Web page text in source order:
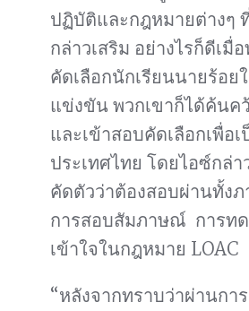
ปฏิบัติและกฎหมายต่างๆ
กล่าวเสริม อย่างไรก็ดีเมื่
คัดเลือกนักเรียนนายร้อย
แข่งขัน พวกเขาก็ได้ค้นค
และเข้าสอบคัดเลือกเพื่อ
ประเทศไทย โดยไอซ์กล่า
คัดตัวว่าต้องสอบผ่านทั้งภ
การสอบสัมภาษณ์ การท
เข้าใจในกฎหมาย LOAC
“หลังจากทราบว่าผ่านกา